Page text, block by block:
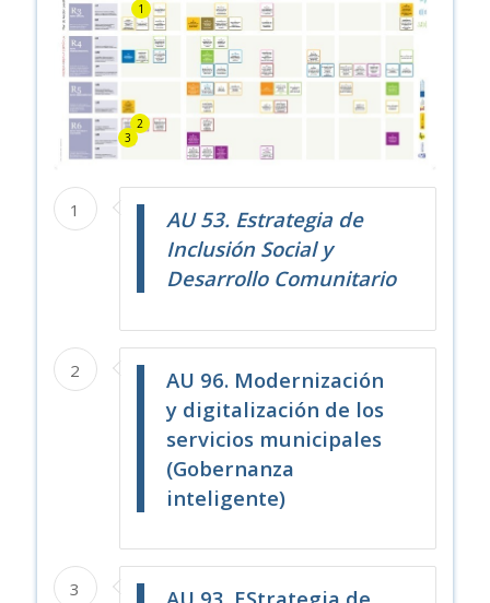
1
2
3
1
AU 53. Estrategia de
Inclusión Social y
Desarrollo Comunitario
2 AU 96. Modernización
y digitalización de los
servicios municipales
(Gobernanza
inteligente)
3